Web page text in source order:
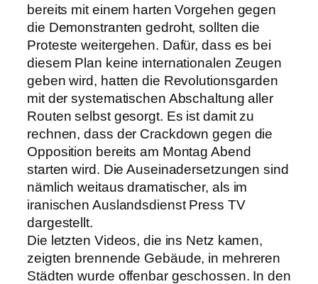
bereits mit einem harten Vorgehen gegen
die Demonstranten gedroht, sollten die
Proteste weitergehen. Dafür, dass es bei
diesem Plan keine internationalen Zeugen
geben wird, hatten die Revolutionsgarden
mit der systematischen Abschaltung aller
Routen selbst gesorgt. Es ist damit zu
rechnen, dass der Crackdown gegen die
Opposition bereits am Montag Abend
starten wird. Die Auseinadersetzungen sind
nämlich weitaus dramatischer, als im
iranischen Auslandsdienst Press TV
dargestellt.
Die letzten Videos, die ins Netz kamen,
zeigten brennende Gebäude, in mehreren
Städten wurde offenbar geschossen. In den